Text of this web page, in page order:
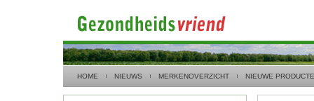
HOME NIEUWS MERKENOVERZICHT NIEUWE